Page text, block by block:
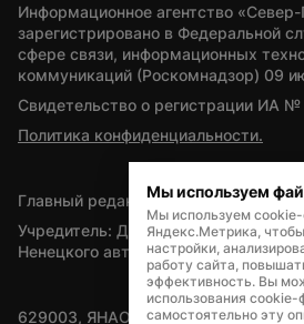
Информационное агентство
зарегистрировано в Федеральной
сфере связи, информационных
коммуникаций (Роскомнадзор) 09
Свидетельство о регистрации ИА
Политика конфиденциальности.
Главный редактор — А.Л. Поздеев
Учредитель: Департамент
Ненецкого автономного округа
629003, ЯНАО, Салехард, мкр.
Мы используем
Мы используем
Яндекс.Метрика,
настройки,
работу сайта,
эффективность. Вы
использования
самостоятельно эту